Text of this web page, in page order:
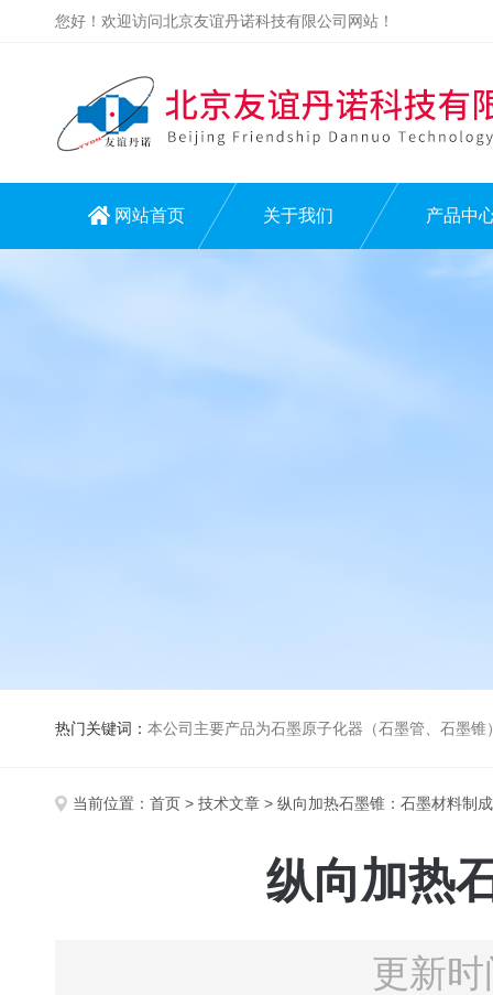
您好！欢迎访问北京友谊丹诺科技有限公司网站！
网站首页 关于我们 产品中
热门关键词： 本公司主要产品为石墨原子化器（石墨管、石墨锥）、元素空心阴极灯、氘灯、空心
当前位置： 首页 > 技术文章 > 纵向加热石墨锥：石墨材料制
纵向加热
更新